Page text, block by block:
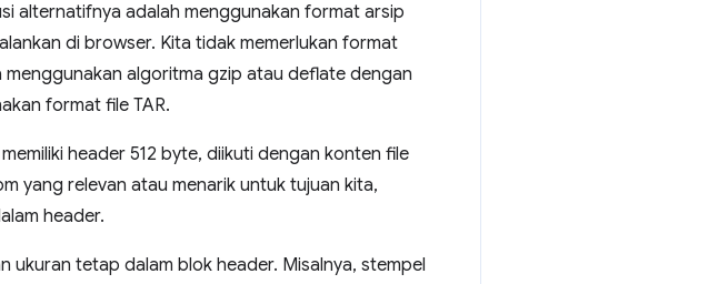
alternatifnya adalah menggunakan format arsip
di browser. Kita tidak memerlukan format
algoritma gzip atau deflate dengan
format file TAR.
header 512 byte, diikuti dengan konten file
yang relevan atau menarik untuk tujuan kita,
header.
ukuran tetap dalam blok header. Misalnya, stempel